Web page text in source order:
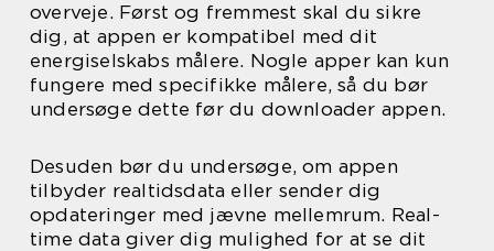
overveje. Først og fremmest skal du sikre
dig, at appen er kompatibel med dit
energiselskabs målere. Nogle apper kan kun
fungere med specifikke målere, så du bør
undersøge dette før du downloader appen.
Desuden bør du undersøge, om appen
tilbyder realtidsdata eller sender dig
opdateringer med jævne mellemrum. Real-
time data giver dig mulighed for at se dit